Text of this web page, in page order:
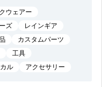
ウェアー
ズ
レインギア
カスタムパーツ
工具
ル
アクセサリー